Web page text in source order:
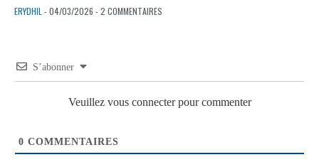
ERYDHIL - 04/03/2026 - 2 COMMENTAIRES
S’abonner
Veuillez vous connecter pour commenter
0 COMMENTAIRES